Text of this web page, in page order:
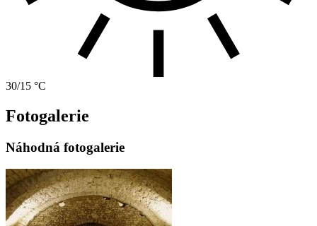
30/15 °C
Fotogalerie
Náhodná fotogalerie